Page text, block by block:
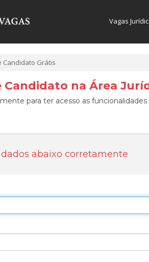
Vagas
Candidato Grátis
Candidato na Área
para ter acesso as
abaixo corretamente